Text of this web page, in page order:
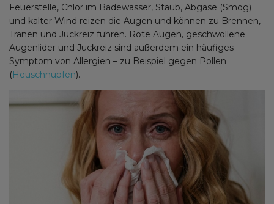
Feuerstelle, Chlor im Badewasser, Staub, Abgase (Smog)
und kalter Wind reizen die Augen und können zu Brennen,
Tränen und Juckreiz führen. Rote Augen, geschwollene
Augenlider und Juckreiz sind außerdem ein häufiges
Symptom von Allergien – zu Beispiel gegen Pollen
(Heuschnupfen).